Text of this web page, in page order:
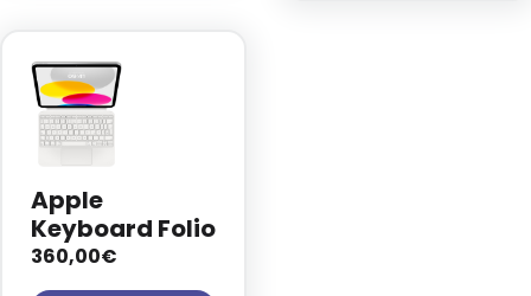
Apple
Keyboard Folio
360,00€